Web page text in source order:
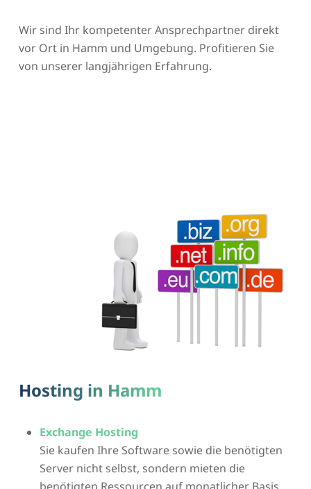
Wir sind Ihr kompetenter Ansprechpartner direkt
vor Ort in Hamm und Umgebung. Profitieren Sie
von unserer langjährigen Erfahrung.
Hosting in Hamm
Exchange Hosting
Sie kaufen Ihre Software sowie die benötigten
Server nicht selbst, sondern mieten die